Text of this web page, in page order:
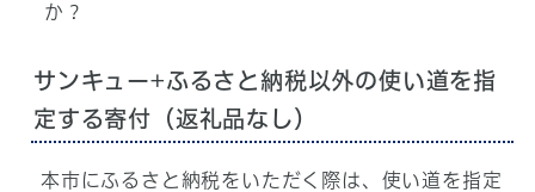
か？
サンキュー+ふるさと納税以外の使い道を指
定する寄付（返礼品なし）
本市にふるさと納税をいただく際は、使い道を指定